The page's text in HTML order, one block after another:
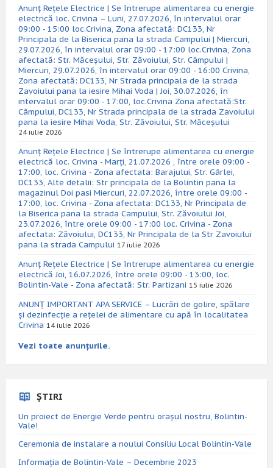
Anunț Rețele Electrice | Se întrerupe alimentarea cu energie
electrică loc. Crivina – Luni, 27.07.2026, în intervalul orar
09:00 - 15:00 loc.Crivina, Zona afectată: DC133, Nr
Principala de la Biserica pana la strada Campului | Miercuri,
29.07.2026, în intervalul orar 09:00 - 17:00 loc.Crivina, Zona
afectată: Str. Măceșului, Str. Zăvoiului, Str. Câmpului |
Miercuri, 29.07.2026, în intervalul orar 09:00 - 16:00 Crivina,
Zona afectată: DC133, Nr Strada principala de la strada
Zavoiului pana la iesire Mihai Voda | Joi, 30.07.2026, în
intervalul orar 09:00 - 17:00, loc.Crivina Zona afectată:Str.
Câmpului, DC133, Nr Strada principala de la strada Zavoiului
pana la iesire Mihai Voda, Str. Zăvoiului, Str. Măceșului
24 iulie 2026
Anunț Rețele Electrice | Se întrerupe alimentarea cu energie
electrică loc. Crivina - Marți, 21.07.2026 , între orele 09:00 -
17:00, loc. Crivina - Zona afectata: Barajului, Str. Gârlei,
DC133, Alte detalii: Str principala de la Bolintin pana la
magazinul Doi pasi Miercuri, 22.07.2026, între orele 09:00 -
17:00, loc. Crivina - Zona afectata: DC133, Nr Principala de
la Biserica pana la strada Campului, Str. Zăvoiului Joi,
23.07.2026, între orele 09:00 - 17:00 loc. Crivina - Zona
afectata: Zăvoiului, DC133, Nr Principala de la Str Zavoiului
pana la strada Campului 17 iulie 2026
Anunț Rețele Electrice | Se întrerupe alimentarea cu energie
electrică Joi, 16.07.2026, între orele 09:00 - 13:00, loc.
Bolintin-Vale - Zona afectată: Str. Partizani 15 iulie 2026
ANUNȚ IMPORTANT APA SERVICE – Lucrări de golire, spălare
și dezinfecție a rețelei de alimentare cu apă în localitatea
Crivina 14 iulie 2026
Vezi toate anunțurile.
ȘTIRI
Un proiect de Energie Verde pentru orașul nostru, Bolintin-
Vale!
Ceremonia de instalare a noului Consiliu Local Bolintin-Vale
Informația de Bolintin-Vale – Decembrie 2023